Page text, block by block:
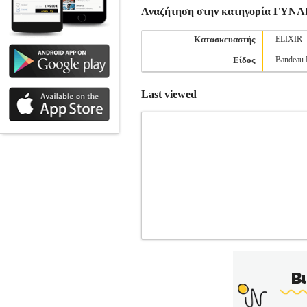
Αναζήτηση στην κατηγορία
Κατασκευαστής ELIXIR
Είδος Bandeau
Last viewed
ΓΥΝΑΙΚΑ-ΣΛΙΠ •SLOGGI στην
Χρώματα που διατηρούν τη λάμψη
αλλαγές! • Ύφανση-Σύνθεση>95%
αναγράφονται στο ειδικό